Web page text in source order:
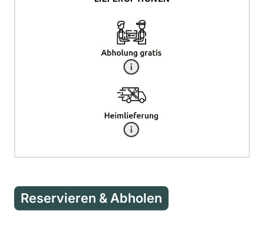
Reservieren & Abholen